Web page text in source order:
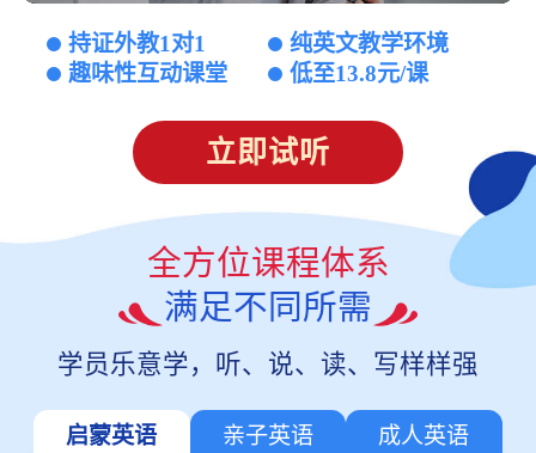
持证外教1对1
纯英文教学环境
趣味性互动课堂
低至13.8元/课
立即试听
全方位课程体系
满足不同所需
学员乐意学，听、说、读、写样样强
启蒙英语 亲子英语 成人英语